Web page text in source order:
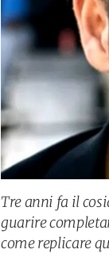
Tre anni fa il
guarire
come replicare